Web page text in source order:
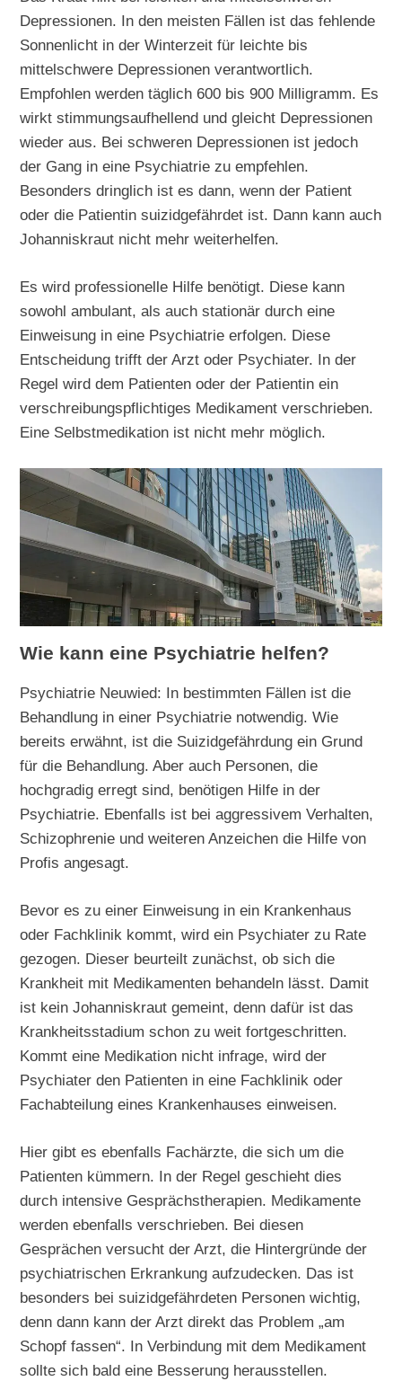
Depressionen. In den meisten Fällen ist das fehlende
Sonnenlicht in der Winterzeit für leichte bis
mittelschwere Depressionen verantwortlich.
Empfohlen werden täglich 600 bis 900 Milligramm. Es
wirkt stimmungsaufhellend und gleicht Depressionen
wieder aus. Bei schweren Depressionen ist jedoch
der Gang in eine Psychiatrie zu empfehlen.
Besonders dringlich ist es dann, wenn der Patient
oder die Patientin suizidgefährdet ist. Dann kann auch
Johanniskraut nicht mehr weiterhelfen.
Es wird professionelle Hilfe benötigt. Diese kann
sowohl ambulant, als auch stationär durch eine
Einweisung in eine Psychiatrie erfolgen. Diese
Entscheidung trifft der Arzt oder Psychiater. In der
Regel wird dem Patienten oder der Patientin ein
verschreibungspflichtiges Medikament verschrieben.
Eine Selbstmedikation ist nicht mehr möglich.
Wie kann eine Psychiatrie helfen?
Psychiatrie Neuwied: In bestimmten Fällen ist die
Behandlung in einer Psychiatrie notwendig. Wie
bereits erwähnt, ist die Suizidgefährdung ein Grund
für die Behandlung. Aber auch Personen, die
hochgradig erregt sind, benötigen Hilfe in der
Psychiatrie. Ebenfalls ist bei aggressivem Verhalten,
Schizophrenie und weiteren Anzeichen die Hilfe von
Profis angesagt.
Bevor es zu einer Einweisung in ein Krankenhaus
oder Fachklinik kommt, wird ein Psychiater zu Rate
gezogen. Dieser beurteilt zunächst, ob sich die
Krankheit mit Medikamenten behandeln lässt. Damit
ist kein Johanniskraut gemeint, denn dafür ist das
Krankheitsstadium schon zu weit fortgeschritten.
Kommt eine Medikation nicht infrage, wird der
Psychiater den Patienten in eine Fachklinik oder
Fachabteilung eines Krankenhauses einweisen.
Hier gibt es ebenfalls Fachärzte, die sich um die
Patienten kümmern. In der Regel geschieht dies
durch intensive Gesprächstherapien. Medikamente
werden ebenfalls verschrieben. Bei diesen
Gesprächen versucht der Arzt, die Hintergründe der
psychiatrischen Erkrankung aufzudecken. Das ist
besonders bei suizidgefährdeten Personen wichtig,
denn dann kann der Arzt direkt das Problem „am
Schopf fassen“. In Verbindung mit dem Medikament
sollte sich bald eine Besserung herausstellen.